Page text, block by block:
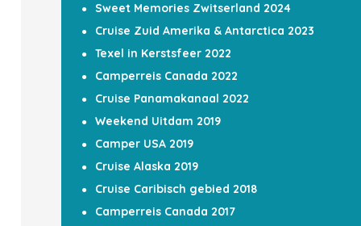
Sweet Memories Zwitserland 2024
Cruise Zuid Amerika & Antarctica 2023
Texel in Kerstsfeer 2022
Camperreis Canada 2022
Cruise Panamakanaal 2022
Weekend Uitdam 2019
Camper USA 2019
Cruise Alaska 2019
Cruise Caribisch gebied 2018
Camperreis Canada 2017